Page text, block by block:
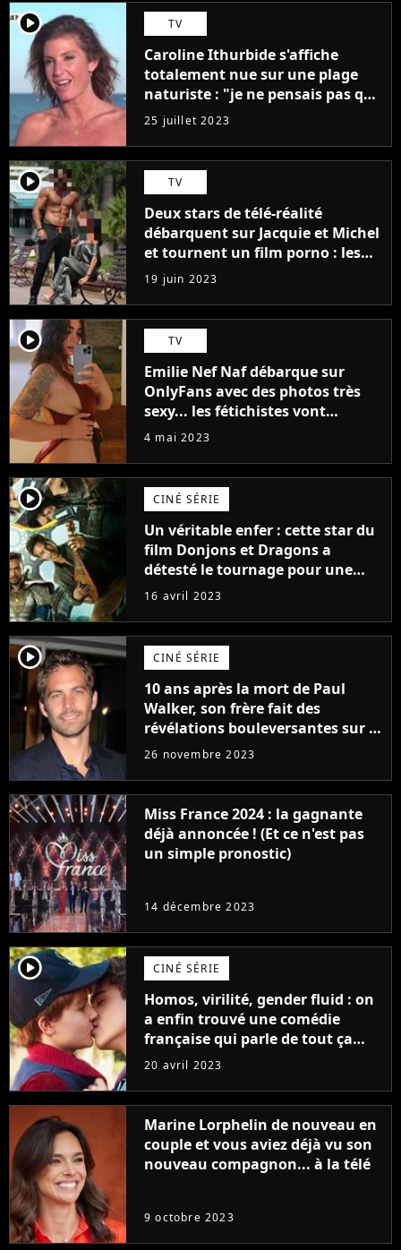
player2 TV
Caroline Ithurbide s'affiche
totalement nue sur une plage
naturiste : "je ne pensais pas que
j'arriverais à le faire..."
25 juillet 2023
player2 TV
Deux stars de télé-réalité
débarquent sur Jacquie et Michel
et tournent un film porno : les
premières images du tournage
(exclu)
19 juin 2023
player2 TV
Emilie Nef Naf débarque sur
OnlyFans avec des photos très
sexy... les fétichistes vont
prendre leur pied !
4 mai 2023
player2 CINÉ SÉRIE
Un véritable enfer : cette star du
film Donjons et Dragons a
détesté le tournage pour une
raison très spéciale
16 avril 2023
player2 CINÉ SÉRIE
10 ans après la mort de Paul
Walker, son frère fait des
révélations bouleversantes sur la
réaction des acteurs de Fast and
26 novembre 2023
Miss France 2024 : la gagnante
déjà annoncée ! (Et ce n'est pas
un simple pronostic)
14 décembre 2023
player2 CINÉ SÉRIE
Homos, virilité, gender fluid : on
a enfin trouvé une comédie
française qui parle de tout ça
sans être super ringarde
20 avril 2023
Marine Lorphelin de nouveau en
couple et vous aviez déjà vu son
nouveau compagnon... à la télé
9 octobre 2023